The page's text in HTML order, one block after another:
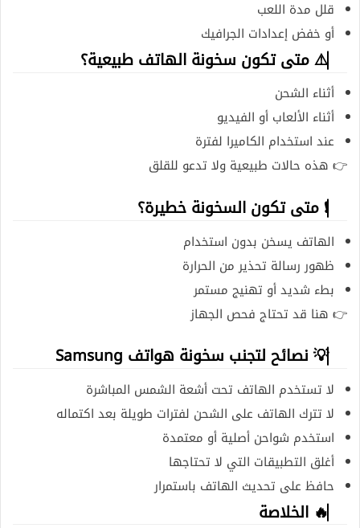
قلل مدة اللعب
أو خفض إعدادات الجرافيك
⚠️ متى تكون سخونة الهاتف طبيعية؟
أثناء الشحن
أثناء الألعاب أو الفيديو
عند استخدام الكاميرا لفترة
👉 هذه حالات طبيعية ولا تدعو للقلق
❗ متى تكون السخونة خطيرة؟
الهاتف يسخن بدون استخدام
ظهور رسالة تحذير من الحرارة
بطء شديد أو تهنيج مستمر
👉 هنا قد تحتاج فحص الجهاز
💡 نصائح لتجنب سخونة هواتف Samsung
لا تستخدم الهاتف تحت أشعة الشمس المباشرة
لا تترك الهاتف على الشحن لفترات طويلة بعد اكتماله
استخدم شواحن أصلية أو معتمدة
أغلق التطبيقات التي لا تحتاجها
حافظ على تحديث الهاتف باستمرار
🔥 الخلاصة